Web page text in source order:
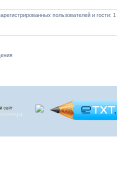
пользователей и гости: 1